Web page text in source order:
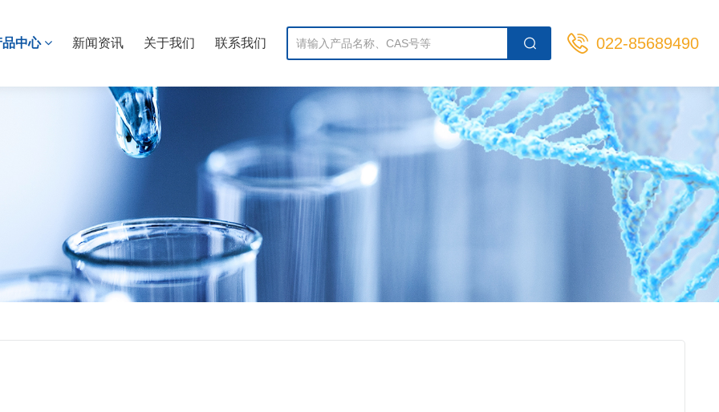
品中心 新闻资讯 关于我们 联系我们 022-85689490